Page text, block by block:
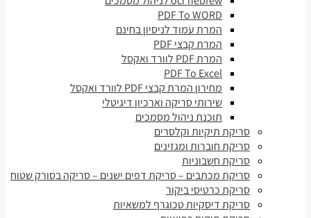
PDF To WORD
המרת עמוד לניסיון בחינם
המרת קבצי PDF
המרת PDF לוורד ואקסל
PDF To Excel
מחירון המרת קבצי PDF לוורד ואקסל
שירותי סריקה וארכיון דיגיטלי
תוכנת ניהול מסמכים
סריקת תיקיות וקלסרים
סריקת חוברות ומגזינים
סריקת חשבוניות
סריקת מכתבים – סריקת דפים ישנים – סריקה בסורק שטוח
סריקת כרטיסי ביקור
סריקת דיסקיות טכוגרף למשאיות